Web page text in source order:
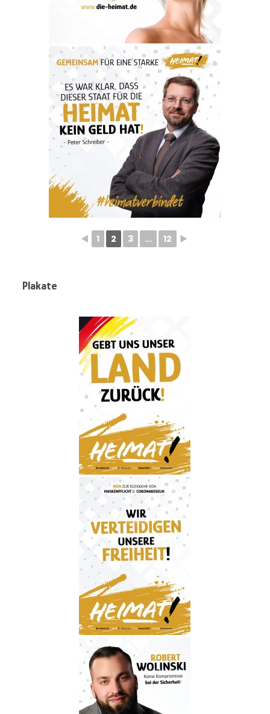
◄ 1 2 3 ... 12 ►
Plakate